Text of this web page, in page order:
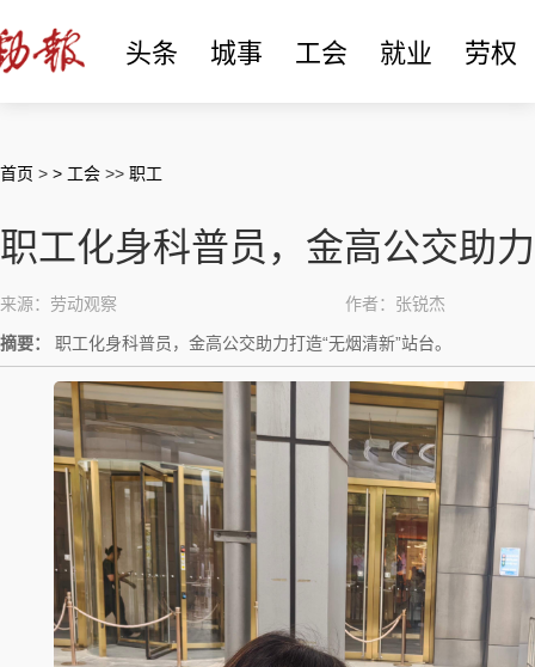
头条 城事 工会 就业 劳权
首页 > > 工会 >> 职工
职工化身科普员，金高公交助
来源：劳动观察 作者：张锐杰
摘要： 职工化身科普员，金高公交助力打造“无烟清新”站台。